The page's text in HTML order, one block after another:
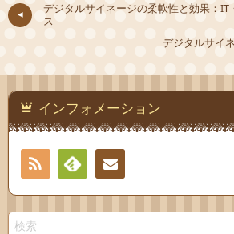
デジタルサイネージの柔軟性と効果：
ス
デジタルサイ
インフォメーション
RSS
Feedlyお問